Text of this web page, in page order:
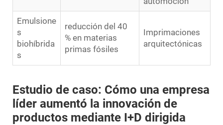
Emulsione
s
biohíbrida
s
reducción del 40
% en materias
primas fósiles
Imprimaciones
arquitectónicas
Estudio de caso: Cómo una empresa
líder aumentó la innovación de
productos mediante I+D dirigida